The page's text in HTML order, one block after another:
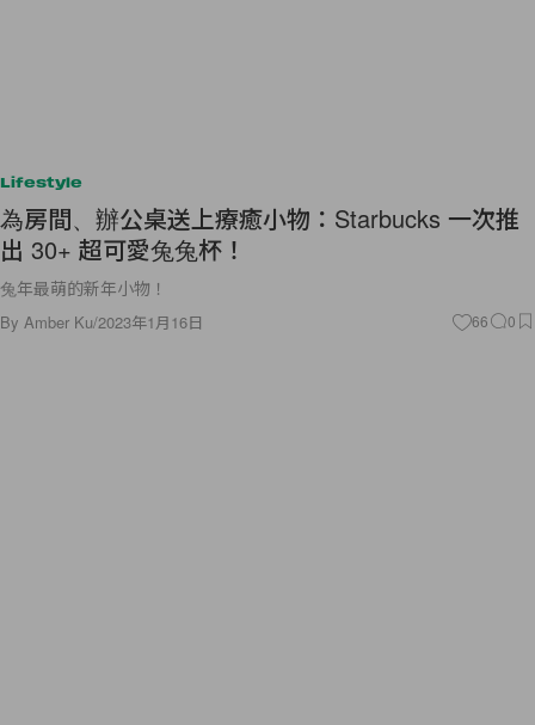
Lifestyle
為房間、辦公桌送上療癒小物：Starbucks 一次推
出 30+ 超可愛兔兔杯！
兔年最萌的新年小物！
By Amber Ku/2023年1月16日 66 0